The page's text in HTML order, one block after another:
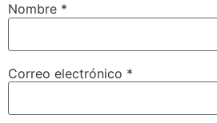
Nombre *
Correo electrónico *